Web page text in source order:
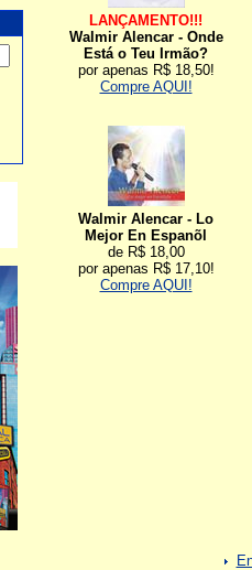
LANÇAMENTO!!!
Walmir Alencar - Onde
Está o Teu Irmão?
por apenas R$ 18,50!
Compre AQUI!
Walmir Alencar - Lo
Mejor En Espanõl
de R$ 18,00
por apenas R$ 17,10!
Compre AQUI!